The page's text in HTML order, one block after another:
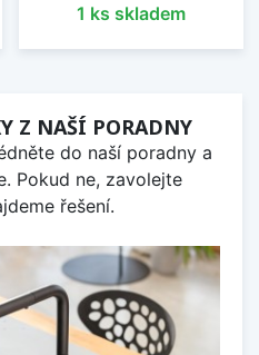
1 ks skladem
Z NAŠÍ PORADNY
do naší poradny a
Pokud ne, zavolejte
řešení.